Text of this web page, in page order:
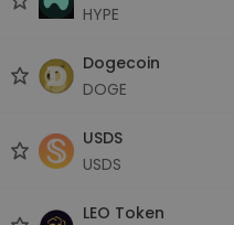
HYPE
Dogecoin
DOGE
USDS
USDS
LEO Token